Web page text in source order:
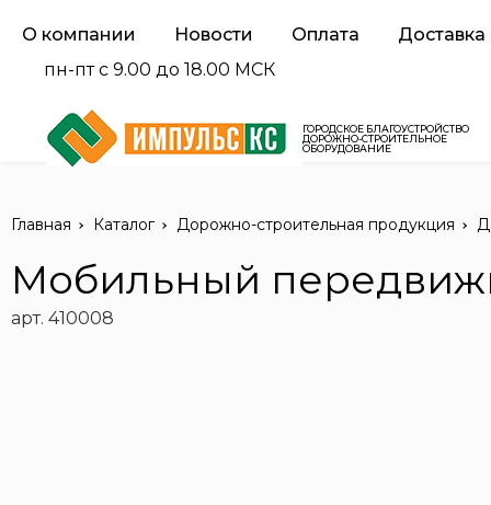
О компании Новости Оплата
Доставка
пн-пт с 9.00 до 18.00 МСК
ГОРОДСКОЕ БЛАГОУСТРОЙСТВО
ДОРОЖНО-СТРОИТЕЛЬНОЕ
ОБОРУДОВАНИЕ
Главная Каталог Дорожно-строительная продукция
Мобильный
арт. 410008